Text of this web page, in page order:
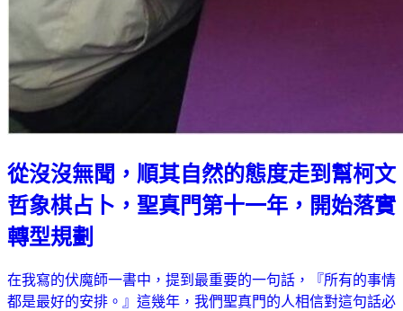
從沒沒無聞，順其自然的態度走到幫柯文
哲象棋占卜，聖真門第十一年，開始落實
轉型規劃
在我寫的伏魔師一書中，提到最重要的一句話，『所有的事情
都是最好的安排。』這幾年，我們聖真門的人相信對這句話必